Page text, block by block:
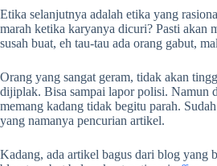
Etika selanjutnya adalah etika yang
marah ketika karyanya dicuri? Pasti akan
susah buat, eh tau-tau ada orang gabut,
Orang yang sangat geram, tidak akan
dijiplak. Bisa sampai lapor polisi. Namun
memang kadang tidak begitu parah.
yang namanya pencurian artikel.
Kadang, ada artikel bagus dari blog yang